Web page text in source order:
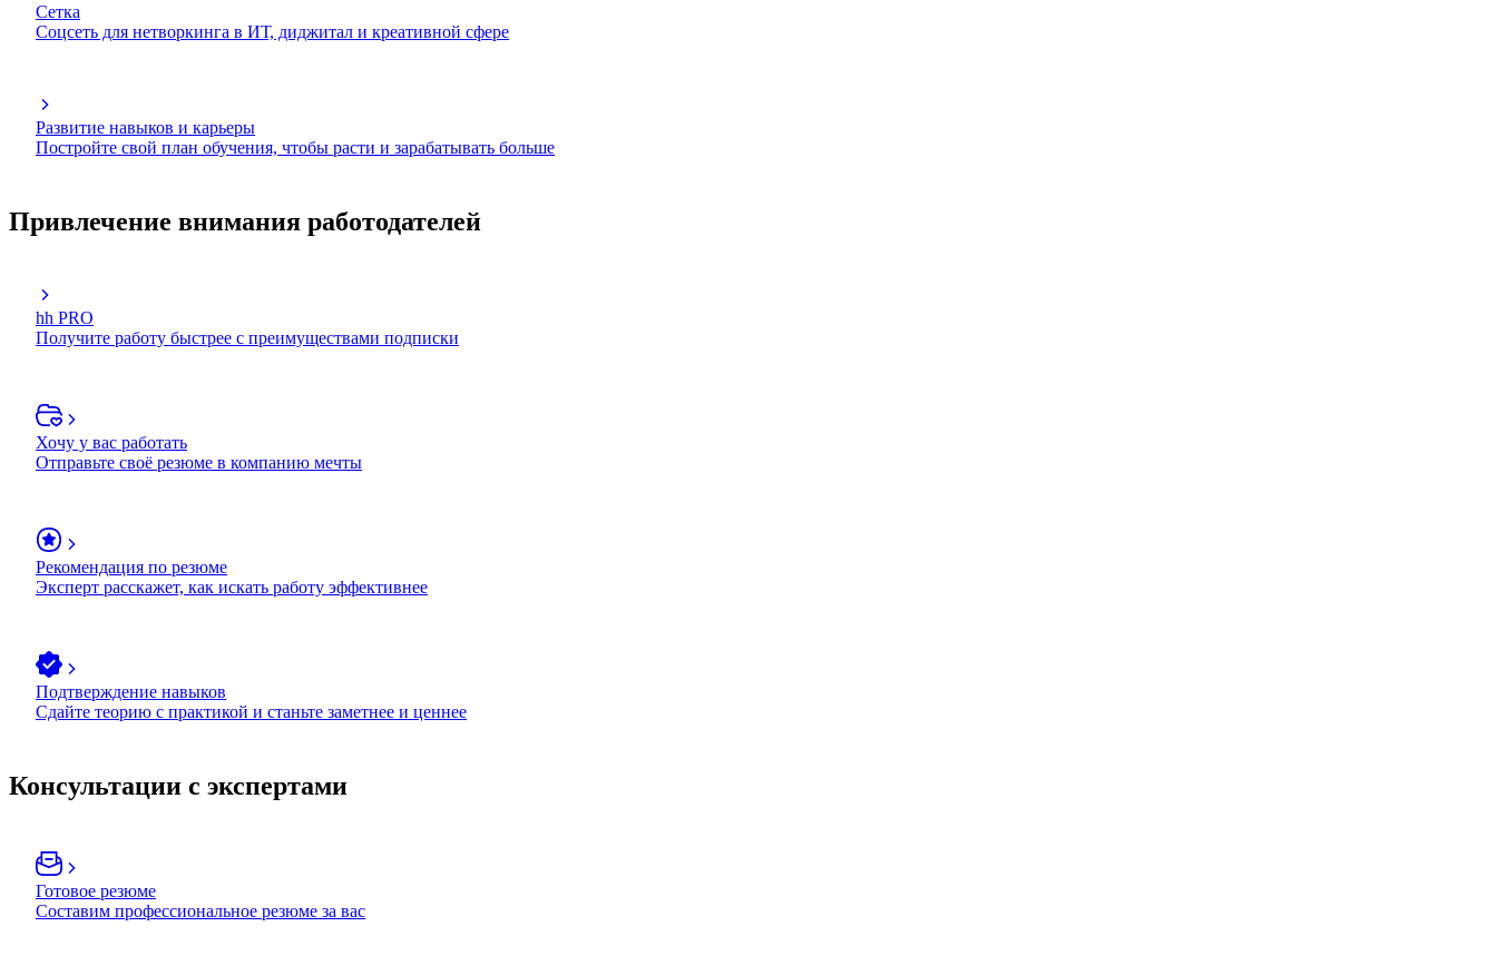
Сетка
Соцсеть для нетворкинга в ИТ, диджитал и креативной сфере
Развитие навыков и карьеры
Постройте свой план обучения, чтобы расти и зарабатывать больше
Привлечение внимания работодателей
hh PRO
Получите работу быстрее с преимуществами подписки
Хочу у вас работать
Отправьте своё резюме в компанию мечты
Рекомендация по резюме
Эксперт расскажет, как искать работу эффективнее
Подтверждение навыков
Сдайте теорию с практикой и станьте заметнее и ценнее
Консультации с экспертами
Готовое резюме
Составим профессиональное резюме за вас